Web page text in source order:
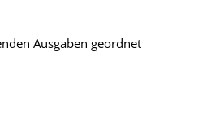
Ausgaben geordnet